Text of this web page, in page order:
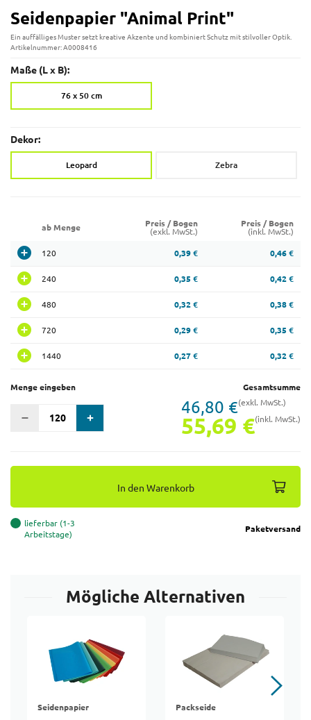
Seidenpapier "Animal Print"
Ein auffälliges Muster setzt kreative Akzente und kombiniert Schutz mit stilvoller Optik.
Artikelnummer: A0008416
Maße (L x B):
76 x 50 cm
Dekor:
Leopard Zebra
ab Menge
Preis / Bogen
(exkl. MwSt.)
Preis / Bogen
(inkl. MwSt.)
120 0,39 € 0,46 €
240 0,35 € 0,42 €
480 0,32 € 0,38 €
720 0,29 € 0,35 €
1440 0,27 € 0,32 €
Menge eingeben Gesamtsumme
46,80 €(exkl. MwSt.)
55,69 €(inkl. MwSt.)
In den Warenkorb
lieferbar (1-3
Arbeitstage)
Paketversand
Mögliche Alternativen
Seidenpapier Packseide